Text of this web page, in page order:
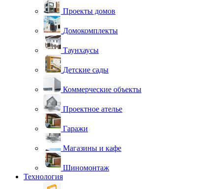
Проекты домов
Домокомплекты
Таунхаусы
Детские сады
Коммерческие объекты
Проектное ателье
Гаражи
Магазины и кафе
Шиномонтаж
Технология